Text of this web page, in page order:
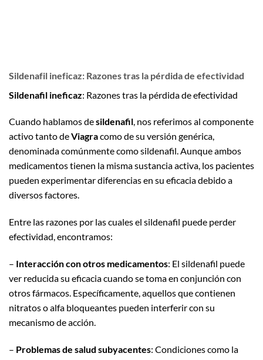
Sildenafil ineficaz: Razones tras la pérdida de efectividad
Sildenafil ineficaz: Razones tras la pérdida de efectividad
Cuando hablamos desildenafil, nos referimos al componente
activo tanto deViagracomo de su versión genérica,
denominada comúnmente como sildenafil. Aunque ambos
medicamentos tienen la misma sustancia activa, los pacientes
pueden experimentar diferencias en su eficacia debido a
diversos factores.
Entre las razones por las cuales el sildenafil puede perder
efectividad, encontramos:
– Interacción con otros medicamentos: El sildenafil puede
ver reducida su eficacia cuando se toma en conjunción con
otros fármacos. Específicamente, aquellos que contienen
nitratos o alfa bloqueantes pueden interferir con su
mecanismo de acción.
– Problemas de salud subyacentes: Condiciones como la